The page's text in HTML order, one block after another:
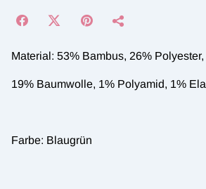
Material: 53% Bambus, 26% Polyester,
19% Baumwolle, 1% Polyamid, 1%
Farbe: Blaugrün